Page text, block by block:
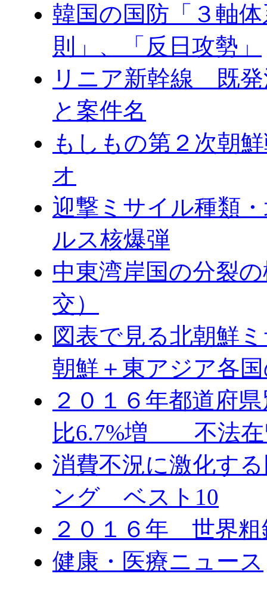
韓国の国防「３軸
則」、「反日攻勢」
リニア新幹線 既発
と案件名
もしもの第２次朝
オ
迎撃ミサイル種類
ルス核爆弾
中東湾岸国の分裂
交）
図表で見る北朝鮮
朝鮮＋東アジア各
２０１６年都道府
比6.7%増 不法在
消費不況に激化す
ング ベスト10
２０１６年 世界粗
健康・医療ニュース